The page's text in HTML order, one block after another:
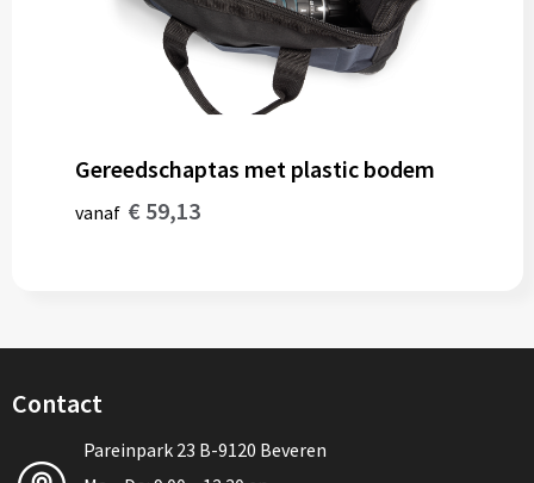
Gereedschaptas met plastic bodem
vanaf € 59,13
Contact
Pareinpark 23 B-9120 Beveren